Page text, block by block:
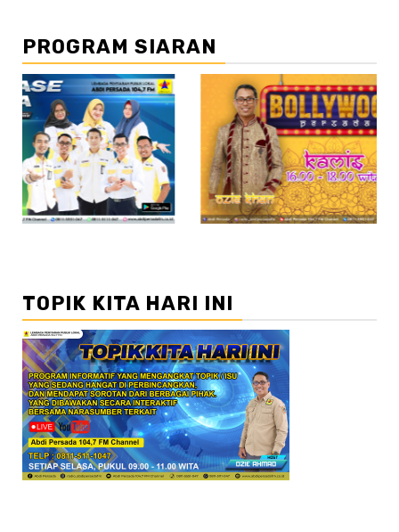
PROGRAM SIARAN
//2 //3
TOPIK KITA HARI INI